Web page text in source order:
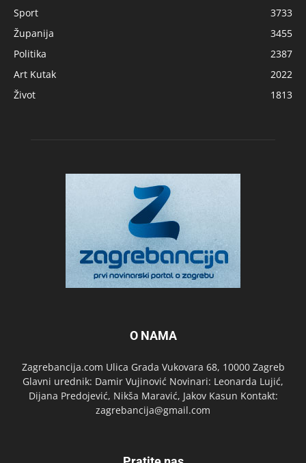
Sport
3733
Županija
3455
Politika
2387
Art Kutak
2022
Život
1813
O NAMA
Zagrebancija.com Ulica Grada Vukovara 68, 10000 Zagreb
Glavni urednik: Damir Vujinović Novinari: Leonarda Lujić,
Dijana Predojević, Nikša Maravić, Jakov Kasun Kontakt:
zagrebancija@gmail.com